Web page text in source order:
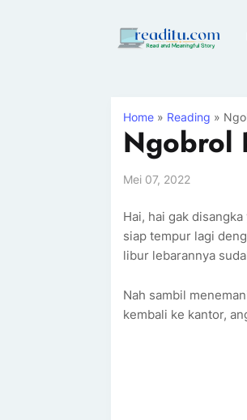
Home » Reading »
Ngobrol
Mei 07, 2022
Hai, hai gak
siap tempur lagi
libur lebarannya
Nah sambil
kembali ke kantor,